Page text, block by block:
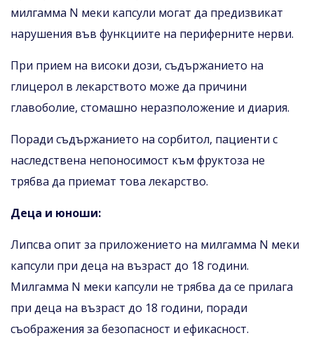
милгамма N меки капсули могат да предизвикат
нарушения във функциите на периферните нерви.
При прием на високи дози, съдържанието на
глицерол в лекарството може да причини
главоболие, стомашно неразположение и диария.
Поради съдържанието на сорбитол, пациенти с
наследствена непоносимост към фруктоза не
трябва да приемат това лекарство.
Деца и юноши:
Липсва опит за приложението на милгамма N меки
капсули при деца на възраст до 18 години.
Милгамма N меки капсули не трябва да се прилага
при деца на възраст до 18 години, поради
съображения за безопасност и ефикасност.